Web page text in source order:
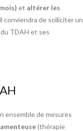
et altérer les
conviendra de solliciter un
TDAH et ses
ensemble de mesures
(thérapie